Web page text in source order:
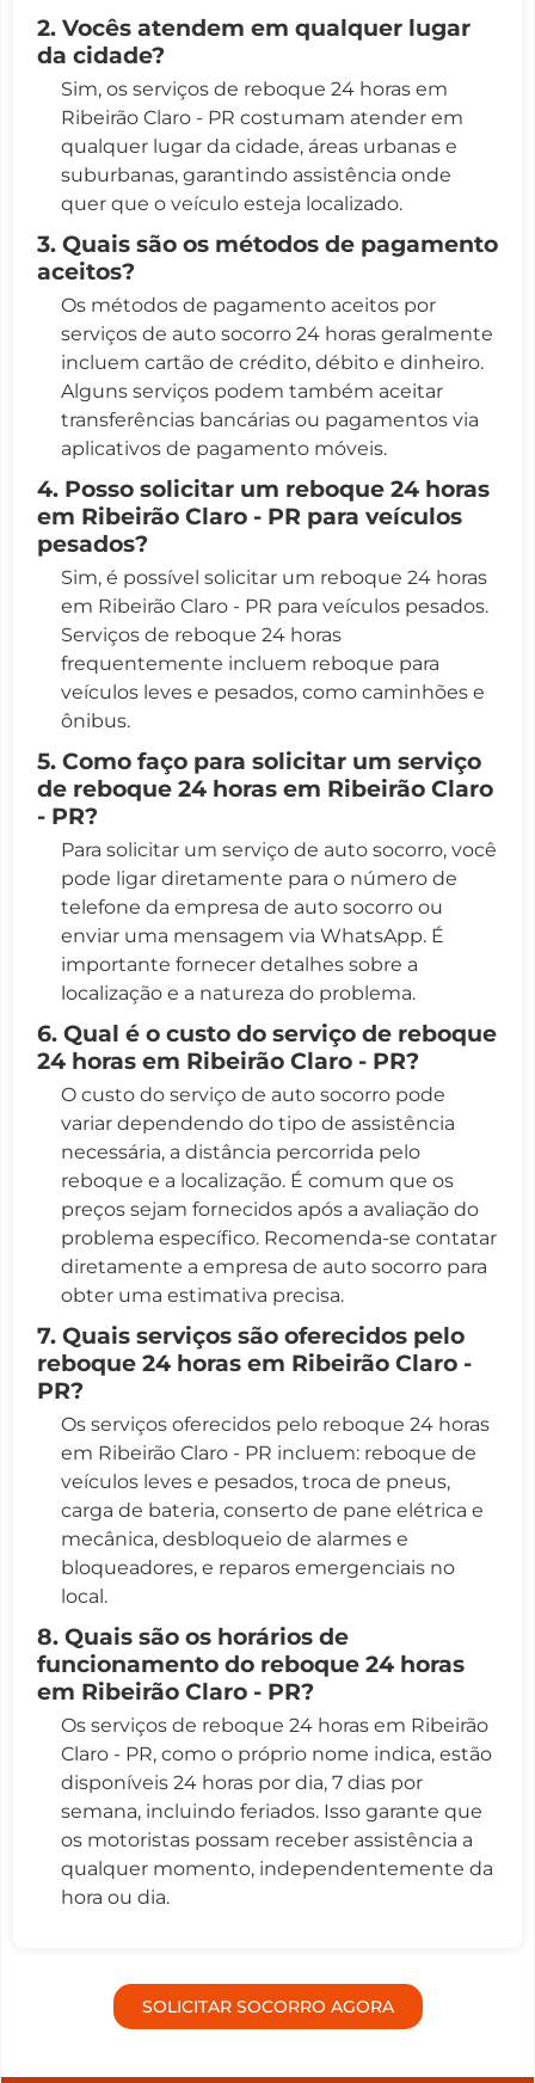
2. Vocês atendem em qualquer lugar
da cidade?
Sim, os serviços de reboque 24 horas em
Ribeirão Claro - PR costumam atender em
qualquer lugar da cidade, áreas urbanas e
suburbanas, garantindo assistência onde
quer que o veículo esteja localizado.
3. Quais são os métodos de pagamento
aceitos?
Os métodos de pagamento aceitos por
serviços de auto socorro 24 horas geralmente
incluem cartão de crédito, débito e dinheiro.
Alguns serviços podem também aceitar
transferências bancárias ou pagamentos via
aplicativos de pagamento móveis.
4. Posso solicitar um reboque 24 horas
em Ribeirão Claro - PR para veículos
pesados?
Sim, é possível solicitar um reboque 24 horas
em Ribeirão Claro - PR para veículos pesados.
Serviços de reboque 24 horas
frequentemente incluem reboque para
veículos leves e pesados, como caminhões e
ônibus.
5. Como faço para solicitar um serviço
de reboque 24 horas em Ribeirão Claro
- PR?
Para solicitar um serviço de auto socorro, você
pode ligar diretamente para o número de
telefone da empresa de auto socorro ou
enviar uma mensagem via WhatsApp. É
importante fornecer detalhes sobre a
localização e a natureza do problema.
6. Qual é o custo do serviço de reboque
24 horas em Ribeirão Claro - PR?
O custo do serviço de auto socorro pode
variar dependendo do tipo de assistência
necessária, a distância percorrida pelo
reboque e a localização. É comum que os
preços sejam fornecidos após a avaliação do
problema específico. Recomenda-se contatar
diretamente a empresa de auto socorro para
obter uma estimativa precisa.
7. Quais serviços são oferecidos pelo
reboque 24 horas em Ribeirão Claro -
PR?
Os serviços oferecidos pelo reboque 24 horas
em Ribeirão Claro - PR incluem: reboque de
veículos leves e pesados, troca de pneus,
carga de bateria, conserto de pane elétrica e
mecânica, desbloqueio de alarmes e
bloqueadores, e reparos emergenciais no
local.
8. Quais são os horários de
funcionamento do reboque 24 horas
em Ribeirão Claro - PR?
Os serviços de reboque 24 horas em Ribeirão
Claro - PR, como o próprio nome indica, estão
disponíveis 24 horas por dia, 7 dias por
semana, incluindo feriados. Isso garante que
os motoristas possam receber assistência a
qualquer momento, independentemente da
hora ou dia.
SOLICITAR SOCORRO AGORA